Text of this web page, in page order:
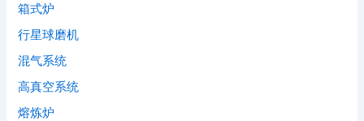
箱式炉
行星球磨机
混气系统
高真空系统
熔炼炉